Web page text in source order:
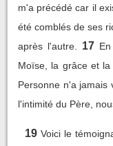
m'a précédé car il
été comblés de ses
après l'autre.
17
Moïse, la grâce et la
Personne n'a jamais
l'intimité du Père,
19 Voici le